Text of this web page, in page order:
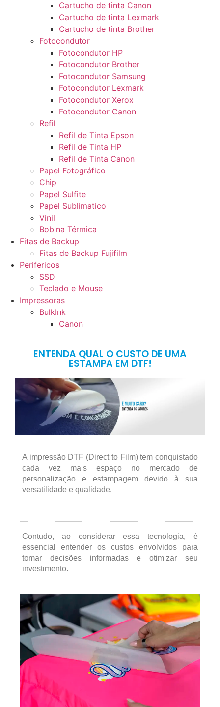
Cartucho de tinta Canon
Cartucho de tinta Lexmark
Cartucho de tinta Brother
Fotocondutor
Fotocondutor HP
Fotocondutor Brother
Fotocondutor Samsung
Fotocondutor Lexmark
Fotocondutor Xerox
Fotocondutor Canon
Refil
Refil de Tinta Epson
Refil de Tinta HP
Refil de Tinta Canon
Papel Fotográfico
Chip
Papel Sulfite
Papel Sublimatico
Vinil
Bobina Térmica
Fitas de Backup
Fitas de Backup Fujifilm
Perifericos
SSD
Teclado e Mouse
Impressoras
BulkInk
Canon
ENTENDA QUAL O CUSTO DE UMA
ESTAMPA EM DTF!
A impressão DTF (Direct to Film) tem conquistado
cada vez mais espaço no mercado de
personalização e estampagem devido à sua
versatilidade e qualidade.
Contudo, ao considerar essa tecnologia, é
essencial entender os custos envolvidos para
tomar decisões informadas e otimizar seu
investimento.